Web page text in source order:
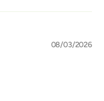
08/03/2026